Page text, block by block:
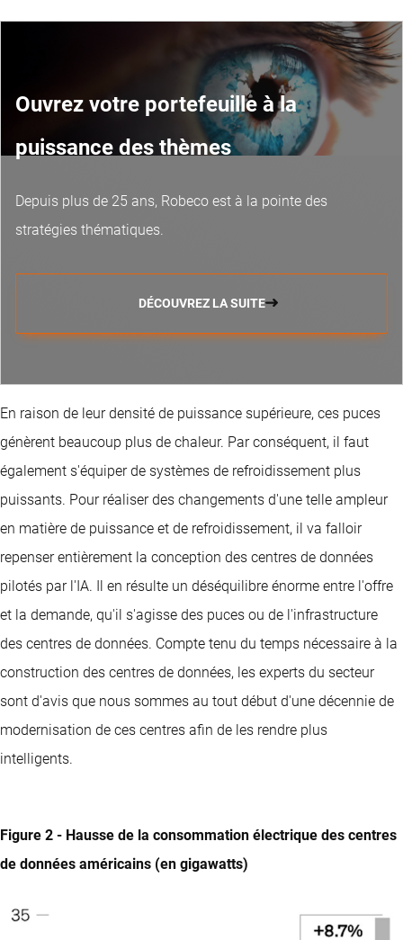
Ouvrez votre portefeuille à la
puissance des thèmes
Depuis plus de 25 ans, Robeco est à la pointe des
stratégies thématiques.
DÉCOUVREZ LA SUITE
En raison de leur densité de puissance supérieure, ces puces
génèrent beaucoup plus de chaleur. Par conséquent, il faut
également s'équiper de systèmes de refroidissement plus
puissants. Pour réaliser des changements d'une telle ampleur
en matière de puissance et de refroidissement, il va falloir
repenser entièrement la conception des centres de données
pilotés par l'IA. Il en résulte un déséquilibre énorme entre l'offre
et la demande, qu'il s'agisse des puces ou de l'infrastructure
des centres de données. Compte tenu du temps nécessaire à la
construction des centres de données, les experts du secteur
sont d'avis que nous sommes au tout début d'une décennie de
modernisation de ces centres afin de les rendre plus
intelligents.
Figure 2 - Hausse de la consommation électrique des centres
de données américains (en gigawatts)